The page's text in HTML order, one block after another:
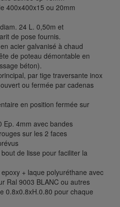
400x400x15 ou 20mm
24 L. 0,50m et
de pose fournis.
acier galvanisé à chaud
de poteau démontable en
béton).
par tige traversante inox
ou fermée par cadenas
en position fermée sur
Ep. 4mm avec bandes
sur les 2 faces
de lisse pour faciliter la
+ laque polyuréthane avec
Ral 9003 BLANC ou autres
0.8x0.8xH.0.80 pour chaque